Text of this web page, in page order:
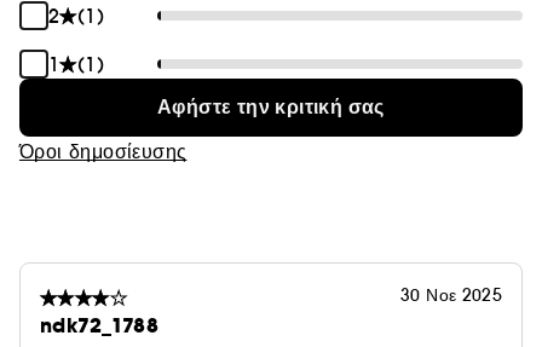
2
(1)
1
(1)
Αφήστε την κριτική σας
Όροι δημοσίευσης
30 Νοε 2025
ndk72_1788